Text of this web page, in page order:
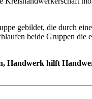
gebildet, die durch
beide Gruppen die
Handwerk hilft